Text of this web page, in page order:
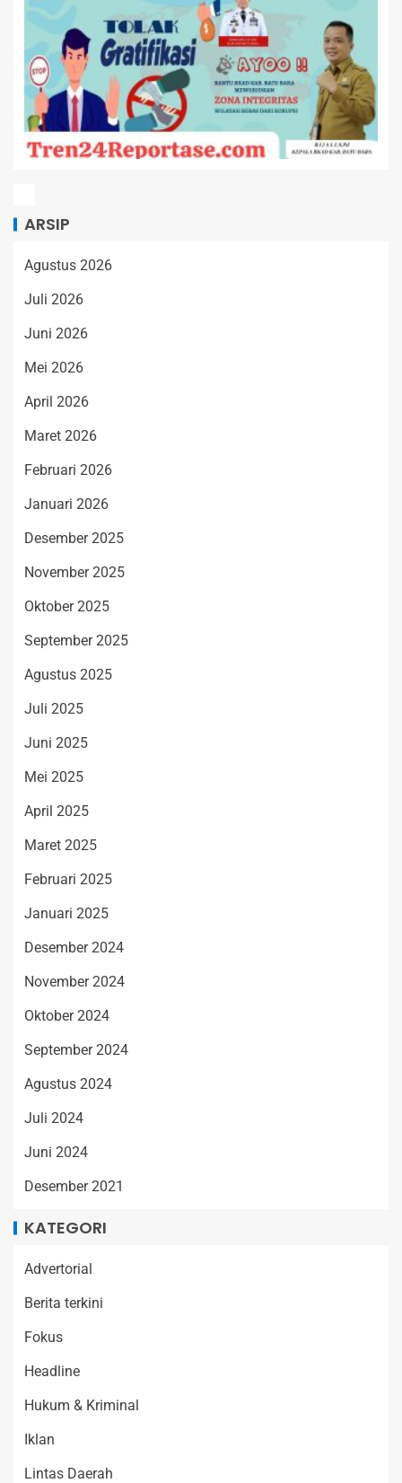
ARSIP
Agustus 2026
Juli 2026
Juni 2026
Mei 2026
April 2026
Maret 2026
Februari 2026
Januari 2026
Desember 2025
November 2025
Oktober 2025
September 2025
Agustus 2025
Juli 2025
Juni 2025
Mei 2025
April 2025
Maret 2025
Februari 2025
Januari 2025
Desember 2024
November 2024
Oktober 2024
September 2024
Agustus 2024
Juli 2024
Juni 2024
Desember 2021
KATEGORI
Advertorial
Berita terkini
Fokus
Headline
Hukum & Kriminal
Iklan
Lintas Daerah